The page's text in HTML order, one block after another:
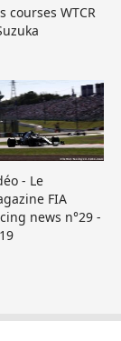
courses WTCR
- Le
FIA
news n°29 -